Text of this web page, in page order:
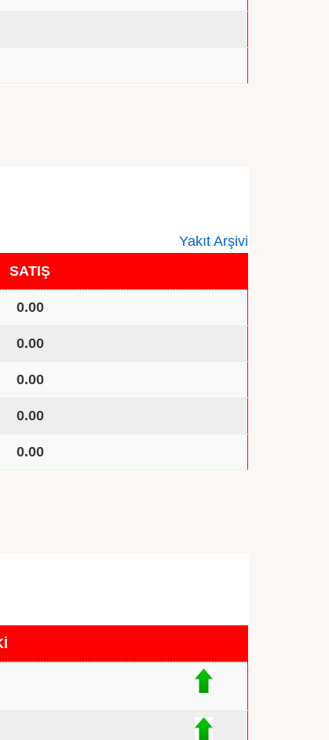
Yakıt Arşivi
SATIŞ
0.00
0.00
0.00
0.00
0.00